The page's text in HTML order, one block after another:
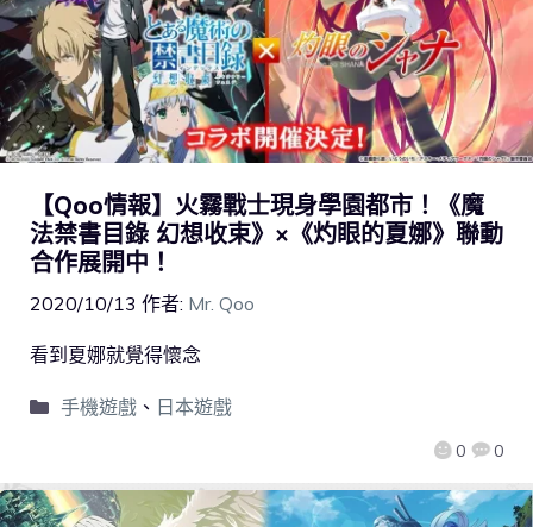
【Qoo情報】火霧戰士現身學園都市！《魔
法禁書目錄 幻想收束》×《灼眼的夏娜》聯動
合作展開中！
2020/10/13 作者: Mr. Qoo
0 0
看到夏娜就覺得懷念
手機遊戲、 日本遊戲